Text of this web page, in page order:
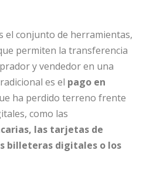
el conjunto de herramientas,
permiten la transferencia
y vendedor en una
es el pago en
ha perdido terreno frente
como las
las tarjetas de
billeteras digitales o los